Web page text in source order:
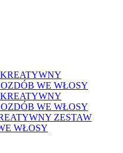
ZESTAW
WŁOSY